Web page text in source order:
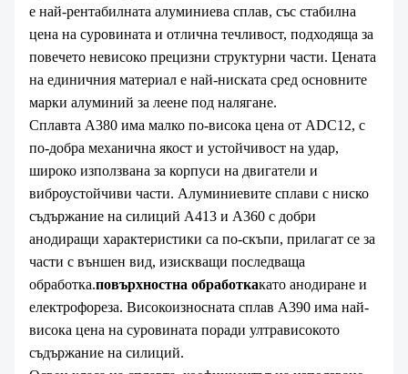
е най-рентабилната алуминиева сплав, със стабилна
цена на суровината и отлична течливост, подходяща за
повечето невисоко прецизни структурни части. Цената
на единичния материал е най-ниската сред основните
марки алуминий за леене под налягане.
Сплавта A380 има малко по-висока цена от ADC12, с
по-добра механична якост и устойчивост на удар,
широко използвана за корпуси на двигатели и
виброустойчиви части. Алуминиевите сплави с ниско
съдържание на силиций A413 и A360 с добри
анодиращи характеристики са по-скъпи, прилагат се за
части с външен вид, изискващи последваща
обработка.повърхностна обработкакато анодиране и
електрофореза. Високоизносната сплав A390 има най-
висока цена на суровината поради ултрависокото
съдържание на силиций.